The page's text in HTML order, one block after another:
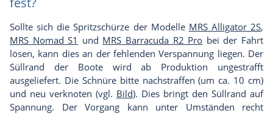
Sollte sich die Spritzschürze der Modelle MRS Alligator 2S,
MRS Nomad S1 und MRS Barracuda R2 Pro bei der Fahrt
lösen, kann dies an der fehlenden Verspannung liegen. Der
Süllrand der Boote wird ab Produktion ungestrafft
ausgeliefert. Die Schnüre bitte nachstraffen (um ca. 10 cm)
und neu verknoten (vgl. Bild). Dies bringt den Süllrand auf
Spannung. Der Vorgang kann unter Umständen recht